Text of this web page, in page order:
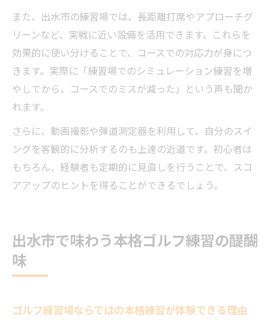
また、出水市の練習場では、長距離打席やアプローチグ
リーンなど、実戦に近い設備を活用できます。これらを
効果的に使い分けることで、コースでの対応力が身につ
きます。実際に「練習場でのシミュレーション練習を増
やしてから、コースでのミスが減った」という声も聞か
れます。
さらに、動画撮影や弾道測定器を利用して、自分のスイ
ングを客観的に分析するのも上達の近道です。初心者は
もちろん、経験者も定期的に見直しを行うことで、スコ
アアップのヒントを得ることができるでしょう。
出水市で味わう本格ゴルフ練習の醍醐
味
ゴルフ練習場ならではの本格練習が体験できる理由